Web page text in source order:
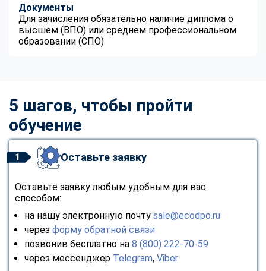
Документы
Для зачисления обязательно наличие диплома о
высшем (ВПО) или среднем профессиональном
образовании (СПО)
5 шагов, чтобы пройти
обучение
1 Оставьте заявку
Оставьте заявку любым удобным для вас
способом:
на нашу электронную почту sale@ecodpo.ru
через форму обратной связи
позвонив бесплатно на 8 (800) 222-70-59
через мессенджер Telegram, Viber